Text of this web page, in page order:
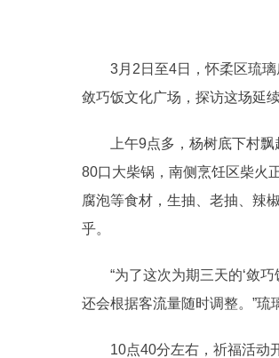
3月2日至4日，怀柔区琉璃
敛巧饭文化广场，探访这场延
上午9点多，杨树底下村飘
80口大柴锅，南侧烹饪区柴火
腐泡等食材，生抽、老抽、辣
乎。
“为了这次为期三天的‘敛巧
还会根据客流量随时调整。”琉
10点40分左右，祈福活动开